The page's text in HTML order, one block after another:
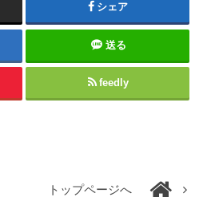
シェア
送る
feedly
トップページへ